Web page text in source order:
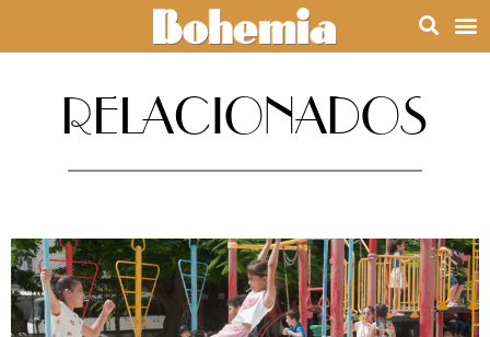
RELACIONADOS